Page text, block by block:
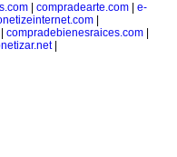
compradearte.com
e-
compradebienesraices.com|
|